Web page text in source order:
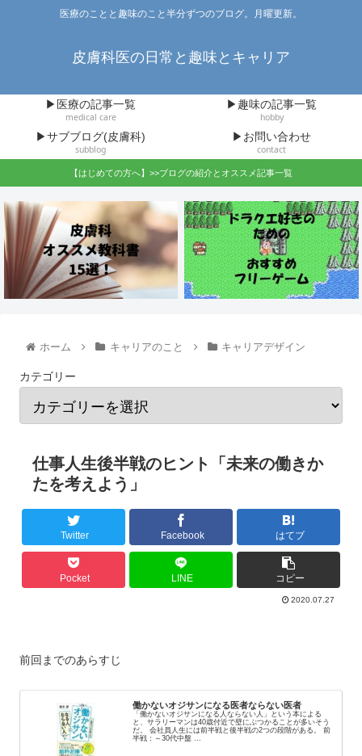
医療のことと趣味のこと半分ずつのブログ。月曜更新。
皮膚科医の日常と趣味とキャリア
▶医療の記事一覧
medical care
▶趣味の記事一覧
hobby
▶サブブログ(皮膚科)
subblog
▶お問い合わせ
contact
【はじめての方へ】>>ブログの紹介とオススメ記事一覧
ホーム キャリアのこと キャリアデザイン
カテゴリー
仕事人生後半戦のヒント「未来の働きか
たを考えよう」
Twitter Facebook はてブ
Pocket LINE コピー
2020.07.27
前回までのあらすじ
働かないオジサンになる医者ならない医者
「働かないオジサンになる人ならない人」という本による
と、サラリーマンは40歳付近で壁にぶつかることが多いそう
だ。 会社員人生には前半戦と後半戦の2つの段階がある。 前
半戦：～30代中盤 ...